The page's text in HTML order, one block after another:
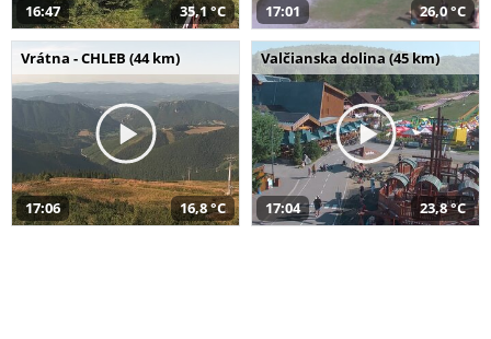
16:47 35,1 °C 17:01 26,0 °C
Vrátna - CHLEB (44 km)
17:06 16,8 °C
Valčianska dolina (45 km)
17:04 23,8 °C